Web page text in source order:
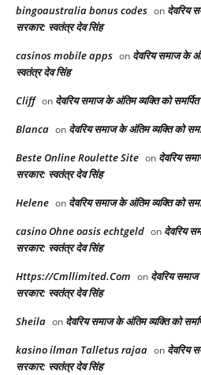
bingoaustralia bonus codes on देवरिय
सरकार: स्वतंत्र देव सिंह
casinos mobile apps on देवरिय समाज के
स्वतंत्र देव सिंह
Cliff on देवरिय समाज के अंतिम व्यक्ति को
Blanca on देवरिय समाज के अंतिम व्यक्ति को
Beste Online Roulette Site on देवरिय
सरकार: स्वतंत्र देव सिंह
Helene on देवरिय समाज के अंतिम व्यक्ति को
casino Ohne oasis echtgeld on देवरिय
सरकार: स्वतंत्र देव सिंह
Https://Cmllimited.Com on देवरिय समाज
सरकार: स्वतंत्र देव सिंह
Sheila on देवरिय समाज के अंतिम व्यक्ति को
kasino ilman Talletus rajaa on देवरिय
सरकार: स्वतंत्र देव सिंह